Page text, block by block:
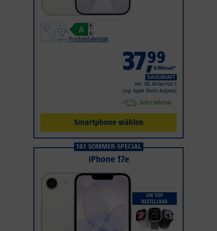
Produktdatenblatt
37,99
€/Monat*
DAUERHAFT
Inkl. 1&1 All-Net-Flat S
(zzgl. Apple Watch Aufpreis)
Sofort lieferbar
Smartphone wählen
1&1 SOMMER-SPECIAL
iPhone 17e
ON TOP
BESTELLBAR